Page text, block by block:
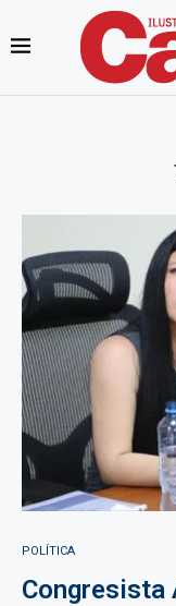
POLÍTICA
Congresista